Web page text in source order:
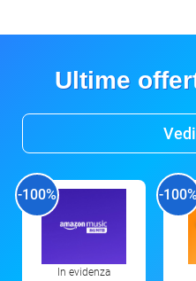
Ultime
-100%
In evidenza
-